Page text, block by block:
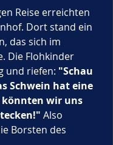
Reise erreichten
Dort stand ein
das sich im
Die Flohkinder
und riefen: "Schau
Schwein hat eine
könnten wir uns
Also
Borsten des